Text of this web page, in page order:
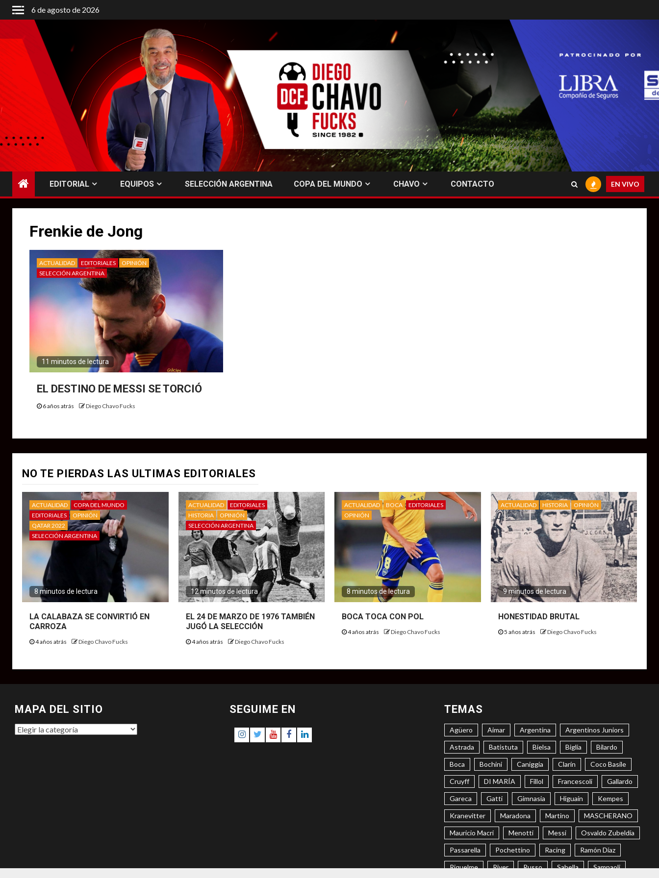
Saltar
al
6 de agosto de 2026
EDITORIAL EQUIPOS SELECCIÓN ARGENTINA COPA DEL MUNDO CHAVO CONTACTO EN VIVO
Frenkie de Jong
ACTUALIDAD EDITORIALES
OPINIÓN
SELECCIÓN ARGENTINA
11 minutos de lectura
EL DESTINO DE MESSI SE TORCIÓ
6 años atrás Diego Chavo Fucks
NO TE PIERDAS LAS ULTIMAS EDITORIALES
ACTUALIDAD
COPA DEL MUNDO
EDITORIALES
OPINIÓN
QATAR 2022
SELECCIÓN ARGENTINA
8 minutos de lectura
LA CALABAZA SE CONVIRTIÓ EN
CARROZA
4 años atrás Diego Chavo Fucks
ACTUALIDAD
EDITORIALES
HISTORIA
OPINIÓN
SELECCIÓN ARGENTINA
12 minutos de lectura
EL 24 DE MARZO DE 1976 TAMBIÉN
JUGÓ LA SELECCIÓN
4 años atrás Diego Chavo Fucks
ACTUALIDAD BOCA
EDITORIALES
OPINIÓN
8 minutos de lectura
BOCA TOCA CON POL
4 años atrás Diego Chavo Fucks
ACTUALIDAD HISTORIA OPINIÓN
9 minutos de lectura
HONESTIDAD BRUTAL
5 años atrás Diego Chavo Fucks
MAPA DEL SITIO
MAPA
SEGUIME EN
Instagram
Twitter
Youtube
Facebook
LinkedIn
TEMAS
Agüero Aimar Argentina Argentinos Juniors
Astrada Batistuta Bielsa Biglia Bilardo
Boca Bochini Caniggia Clarín Coco Basile
Cruyff DI MARÍA Fillol Francescoli Gallardo
Gareca Gatti Gimnasia Higuaín Kempes
Kranevitter Maradona Martino MASCHERANO
Mauricio Macri Menotti Messi Osvaldo Zubeldía
Passarella Pochettino Racing Ramón Díaz
Riquelme River Russo Sabella Sampaoli